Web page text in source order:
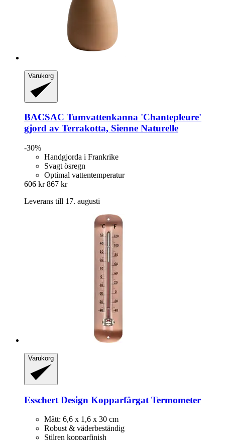
Varukorg
BACSAC Tumvattenkanna 'Chantepleure'
gjord av Terrakotta, Sienne Naturelle
-30%
Handgjorda i Frankrike
Svagt ösregn
Optimal vattentemperatur
606 kr 867 kr
Leverans till 17. augusti
Varukorg
Esschert Design Kopparfärgat Termometer
Mått: 6,6 x 1,6 x 30 cm
Robust & väderbeständig
Stilren kopparfinish